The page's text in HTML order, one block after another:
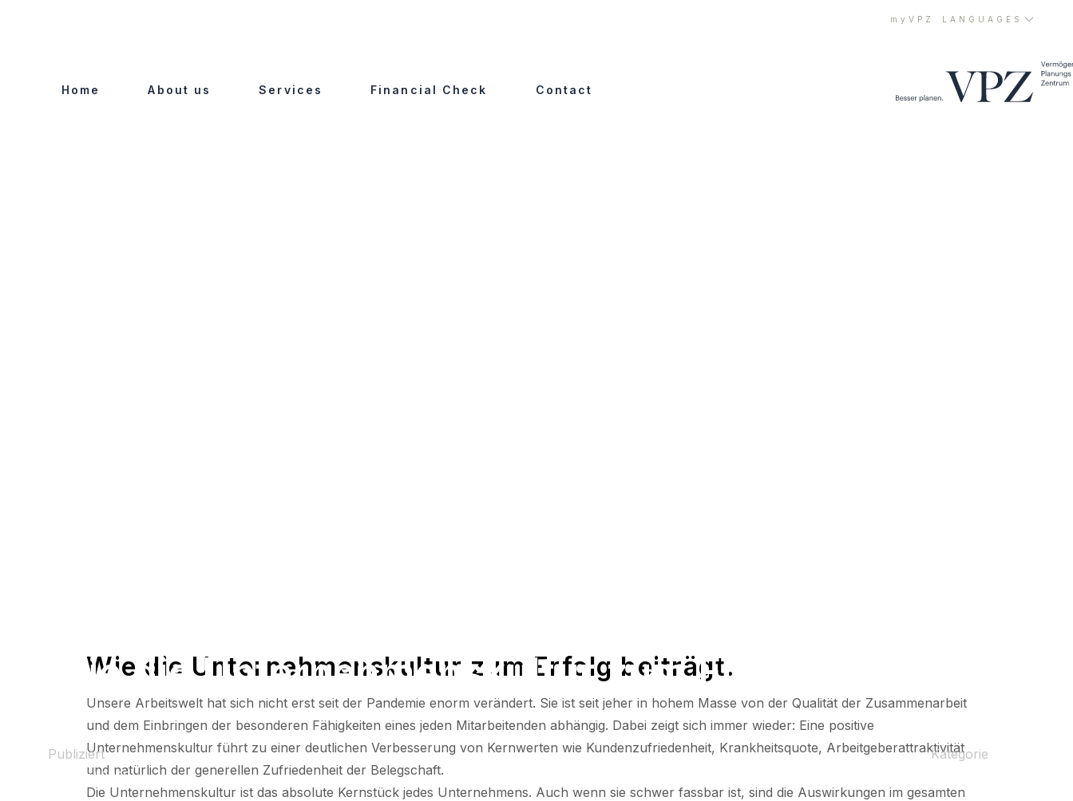
myVPZ LANGUAGES
Home About us Services Financial Check Contact
Wie die Unternehmenskultur zum Erfolg beiträgt.
Publiziert
24 April 2025
Kategorie
Wie die Unternehmenskultur zum Erfolg beiträgt.
Unsere Arbeitswelt hat sich nicht erst seit der Pandemie enorm verändert. Sie ist seit jeher in hohem Masse von der Qualität der Zusammenarbeit
und dem Einbringen der besonderen Fähigkeiten eines jeden Mitarbeitenden abhängig. Dabei zeigt sich immer wieder: Eine positive
Unternehmenskultur führt zu einer deutlichen Verbesserung von Kernwerten wie Kundenzufriedenheit, Krankheitsquote, Arbeitgeberattraktivität
und natürlich der generellen Zufriedenheit der Belegschaft.
Die Unternehmenskultur ist das absolute Kernstück jedes Unternehmens. Auch wenn sie schwer fassbar ist, sind die Auswirkungen im gesamten